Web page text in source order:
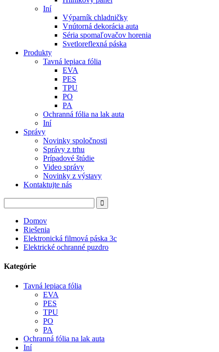
Iní
Výparník chladničky
Vnútorná dekorácia auta
Séria spomaľovačov horenia
Svetloreflexná páska
Produkty
Tavná lepiaca fólia
EVA
PES
TPU
PO
PA
Ochranná fólia na lak auta
Iní
Správy
Novinky spoločnosti
Správy z trhu
Prípadové štúdie
Video správy
Novinky z výstavy
Kontaktujte nás
Domov
Riešenia
Elektronická filmová páska 3c
Elektrické ochranné puzdro
Kategórie
Tavná lepiaca fólia
EVA
PES
TPU
PO
PA
Ochranná fólia na lak auta
Iní